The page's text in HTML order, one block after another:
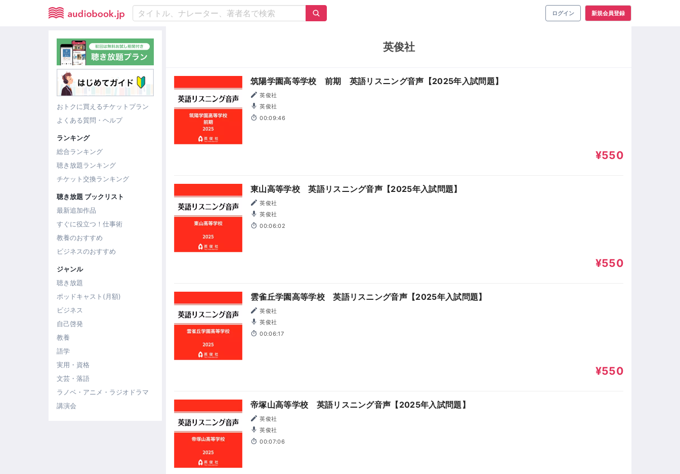
ログイン 新規会員登録
おトクに買えるチケットプラン
よくある質問・ヘルプ
ランキング
総合ランキング
聴き放題ランキング
チケット交換ランキング
聴き放題 ブックリスト
最新追加作品
すぐに役立つ！仕事術
教養のおすすめ
ビジネスのおすすめ
ジャンル
聴き放題
ポッドキャスト(月額)
ビジネス
自己啓発
教養
語学
実用・資格
文芸・落語
ラノベ・アニメ・ラジオドラマ
講演会
英俊社
筑陽学園高等学校 前期 英語リスニング音声【2025年入試問題】
英俊社
英俊社
00:09:46
¥550
東山高等学校 英語リスニング音声【2025年入試問題】
英俊社
英俊社
00:06:02
¥550
雲雀丘学園高等学校 英語リスニング音声【2025年入試問題】
英俊社
英俊社
00:06:17
¥550
帝塚山高等学校 英語リスニング音声【2025年入試問題】
英俊社
英俊社
00:07:06